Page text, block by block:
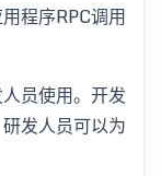
程序RPC调用
员使用。开发
发人员可以为